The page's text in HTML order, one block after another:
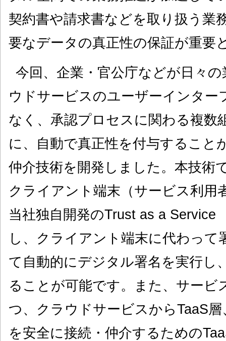
契約書や請求書などを取り扱う業
要なデータの真正性の保証が重要
今回、企業・官公庁などが日々
ウドサービスのユーザーインター
なく、承認プロセスに関わる複数
に、自動で真正性を付与すること
仲介技術を開発しました。本技術
クライアント端末（サービス利用
当社独自開発のTrust as a Service
し、クライアント端末に代わって
て自動的にデジタル署名を実行し
ることが可能です。また、サービ
つ、クラウドサービスからTaaS
を安全に接続・仲介するための